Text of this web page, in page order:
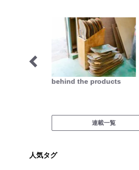
behind the products
連載一覧
人気タグ